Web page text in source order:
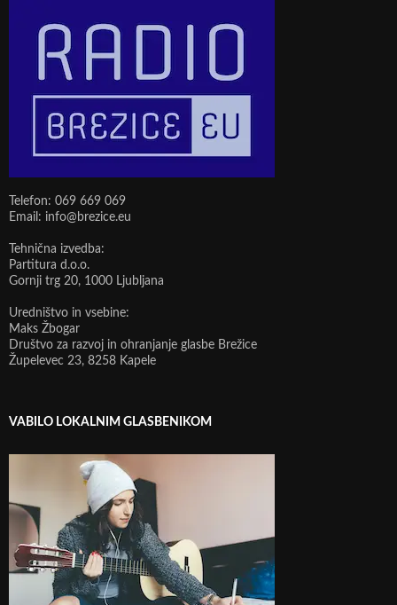
Telefon: 069 669 069
Email: info@brezice.eu
Tehnična izvedba:
Partitura d.o.o.
Gornji trg 20, 1000 Ljubljana
Uredništvo in vsebine:
Maks Žbogar
Društvo za razvoj in ohranjanje glasbe Brežice
Župelevec 23, 8258 Kapele
VABILO LOKALNIM GLASBENIKOM